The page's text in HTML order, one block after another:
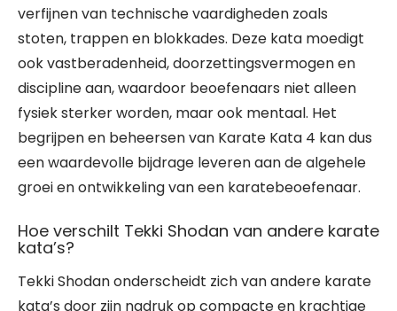
verfijnen van technische vaardigheden zoals
stoten, trappen en blokkades. Deze kata moedigt
ook vastberadenheid, doorzettingsvermogen en
discipline aan, waardoor beoefenaars niet alleen
fysiek sterker worden, maar ook mentaal. Het
begrijpen en beheersen van Karate Kata 4 kan dus
een waardevolle bijdrage leveren aan de algehele
groei en ontwikkeling van een karatebeoefenaar.
Hoe verschilt Tekki Shodan van andere karate
kata’s?
Tekki Shodan onderscheidt zich van andere karate
kata’s door zijn nadruk op compacte en krachtige